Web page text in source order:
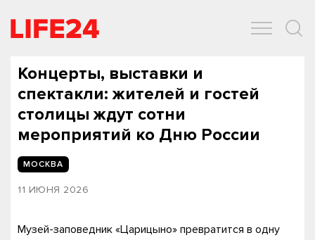
Концерты, выставки и
спектакли: жителей и гостей
столицы ждут сотни
мероприятий ко Дню России
МОСКВА
11 ИЮНЯ 2026
Музей-заповедник «Царицыно» превратится в одну